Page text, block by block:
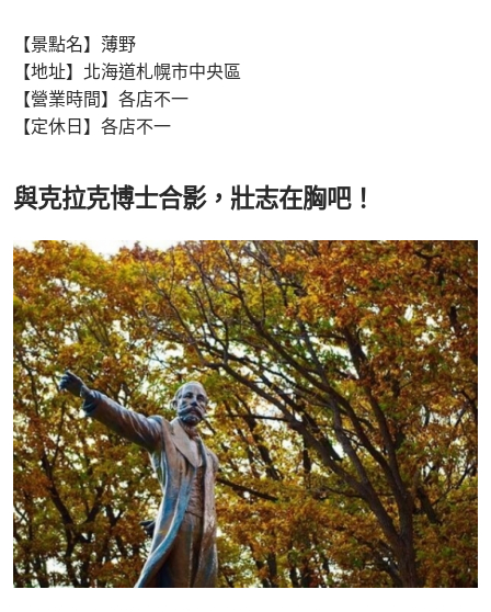
【景點名】薄野
【地址】北海道札幌市中央區
【營業時間】各店不一
【定休日】各店不一
與克拉克博士合影，壯志在胸吧！